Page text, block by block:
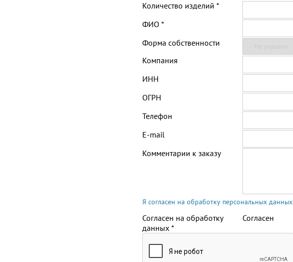
Количество изделий *
ФИО *
Форма собственности
Компания
ИНН
ОГРН
Телефон
E-mail
Комментарии к заказу
Я согласен на обработку персональных данных
Согласен на обработку
данных *
Согласен